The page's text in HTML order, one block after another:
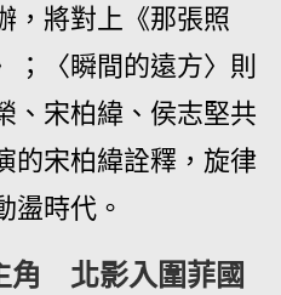
，將對上《那張照
；〈瞬間的遠方〉則
、宋柏緯、侯志堅共
的宋柏緯詮釋，旋律
盪時代。
角 北影入圍菲國